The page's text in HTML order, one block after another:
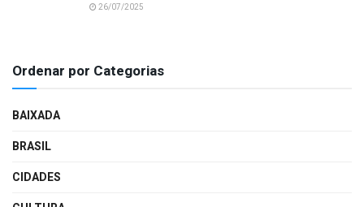
26/07/2025
Ordenar por Categorias
BAIXADA
BRASIL
CIDADES